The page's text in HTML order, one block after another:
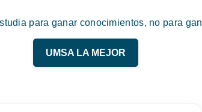
para ganar conocimientos, no para
UMSA LA MEJOR